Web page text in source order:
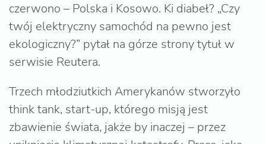
czerwono – Polska i Kosowo. Ki diabeł? „Czy
twój elektryczny samochód na pewno jest
ekologiczny?” pytał na górze strony tytuł w
serwisie Reutera.
Trzech młodziutkich Amerykanów stworzyło
think tank, start-up, którego misją jest
zbawienie świata, jakże by inaczej – przez